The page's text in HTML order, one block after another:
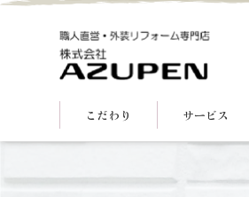
こだわり サービス